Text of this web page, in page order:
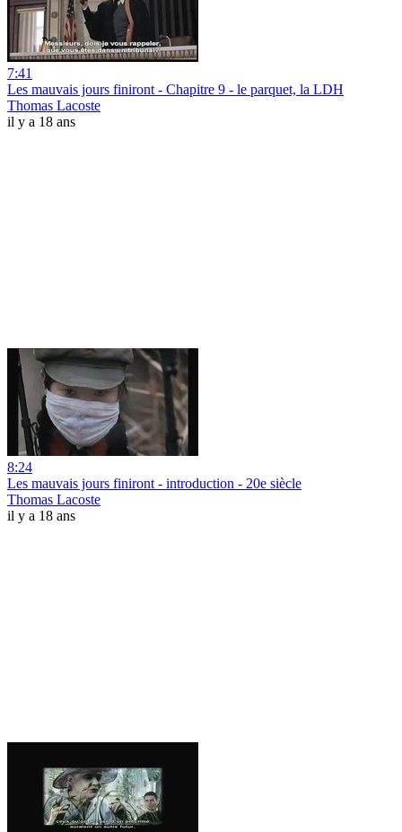
7:41
Les mauvais jours finiront - Chapitre 9 - le parquet, la LDH
Thomas Lacoste
il y a 18 ans
8:24
Les mauvais jours finiront - introduction - 20e siècle
Thomas Lacoste
il y a 18 ans